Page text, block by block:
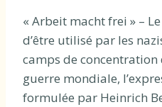
« Arbeit macht frei » –
d’être utilisé par les
camps de
guerre mondiale,
formulée par Heinrich